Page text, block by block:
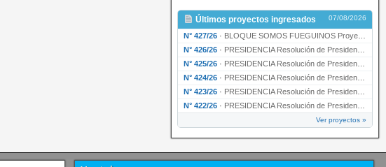
Últimos proyectos ingresados 07/08/2026
N° 427/26 · BLOQUE SOMOS FUEGUINOS Proyecto de Declaración declarando de interés provincial PRESIDENCI…
N° 426/26 · PRESIDENCIA Resolución de Presidencia N° 216/26 declarando de interés provincial la labor …
N° 425/26 · PRESIDENCIA Resolución de Presidencia N° 212/26 declarando de interés provincial el “50° A…
N° 424/26 · PRESIDENCIA Resolución de Presidencia Nº 210/26 declarando de interés provincial el proyec…
N° 423/26 · PRESIDENCIA Resolución de Presidencia Nº 209/26 declarando de interés provincial la presen…
N° 422/26 · PRESIDENCIA Resolución de Presidencia N° 200/26 para su ratificación.
Ver proyectos »